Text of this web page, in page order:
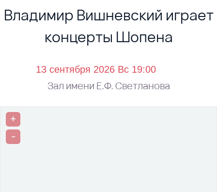
Владимир Вишневский играет
концерты Шопена
Зал имени Е.Ф. Светланова
+
-